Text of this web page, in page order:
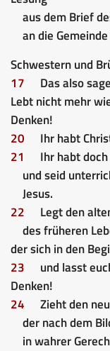
aus dem Brief
an die
Schwestern und
17
Das also
Lebt nicht mehr
Denken!
20
Ihr habt
21
Ihr habt
und seid
Jesus.
22
Legt den
des früheren
der sich in den
23
und lasst
Denken!
24
Zieht den
der nach dem
in wahrer